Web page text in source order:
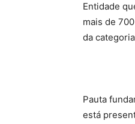
Entidade
mais de
da
Pauta
está